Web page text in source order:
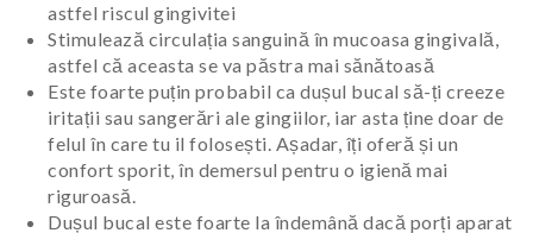
astfel riscul gingivitei
Stimulează circulația sanguină în mucoasa gingivală,
astfel că aceasta se va păstra mai sănătoasă
Este foarte puțin probabil ca dușul bucal să-ți creeze
iritații sau sangerări ale gingiilor, iar asta ține doar de
felul în care tu il folosești. Așadar, îți oferă și un
confort sporit, în demersul pentru o igienă mai
riguroasă.
Dușul bucal este foarte la îndemână dacă porți aparat